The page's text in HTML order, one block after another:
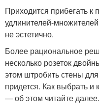
Приходится прибегать
удлинителей-
не эстетично.
Более рациональное
несколько розеток
этом штробить стены
придется. Как выбрать и
— об этом читайте далее.